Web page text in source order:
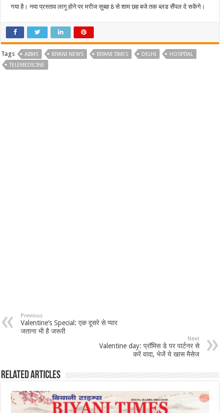
गया है। नया प्रस्ताव लागू होने पर मरीज सुबह 8 से शाम छह बजे तक ब्लड सैंपल दे सकेंगे।
Tags AIIMS BIYANI NEWS BIYANI TIMES DELHI
HOSPITAL
TELEMEDICINE
Previous
Valentine’s Special: एक दूसरे से प्यार
जताना भी है जरूरी
Next
Valentine day: प्रॉमिस डे पर पार्टनर से
करें वादा, भेजें ये खास मैसेज
Related Articles